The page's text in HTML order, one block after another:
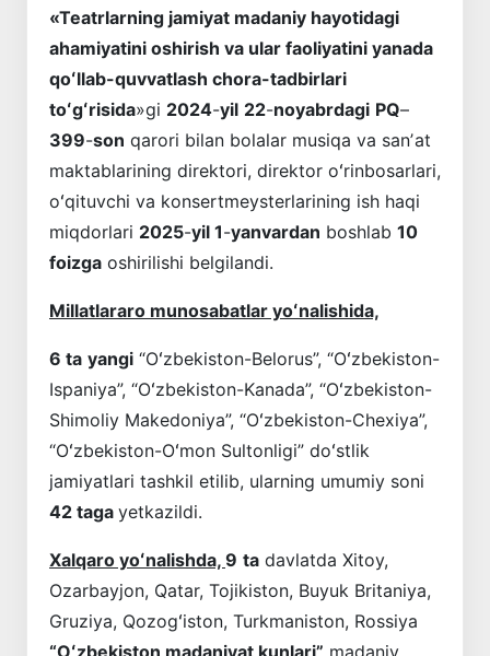
«Teatrlarning jamiyat madaniy hayotidagi
ahamiyatini oshirish va ular faoliyatini yanada
qoʻllab-quvvatlash chora-tadbirlari
toʻgʻrisida»gi 2024-yil 22-noyabrdagi PQ–
399-son qarori bilan bolalar musiqa va sanʼat
maktablarining direktori, direktor oʻrinbosarlari,
oʻqituvchi va konsertmeysterlarining ish haqi
miqdorlari 2025-yil 1-yanvardan boshlab 10
foizga oshirilishi belgilandi.
Millatlararo munosabatlar yoʻnalishida,
6 ta yangi “Oʻzbekiston-Belorus”, “Oʻzbekiston-
Ispaniya”, “Oʻzbekiston-Kanada”, “Oʻzbekiston-
Shimoliy Makedoniya”, “Oʻzbekiston-Chexiya”,
“Oʻzbekiston-Oʻmon Sultonligi” doʻstlik
jamiyatlari tashkil etilib, ularning umumiy soni
42 taga yetkazildi.
Xalqaro yoʻnalishda, 9 ta davlatda Xitoy,
Ozarbayjon, Qatar, Tojikiston, Buyuk Britaniya,
Gruziya, Qozogʻiston, Turkmaniston, Rossiya